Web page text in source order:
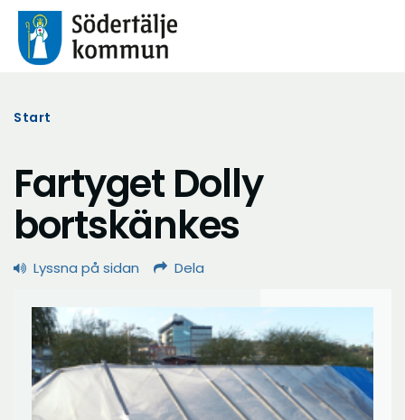
Start
Fartyget Dolly
bortskänkes
Lyssna på sidan Dela